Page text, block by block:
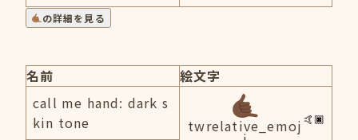
の詳細を見る
名前
絵文字
call me hand: dark s
kin tone
twrelative_emoj